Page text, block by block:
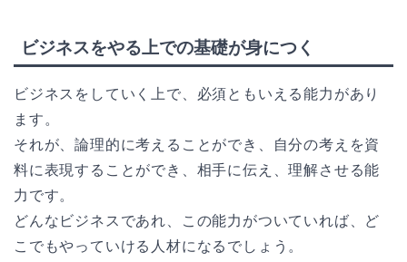
ビジネスをやる上での基礎が身につく
ビジネスをしていく上で、必須ともいえる能力があり
ます。
それが、論理的に考えることができ、自分の考えを資
料に表現することができ、相手に伝え、理解させる能
力です。
どんなビジネスであれ、この能力がついていれば、ど
こでもやっていける人材になるでしょう。